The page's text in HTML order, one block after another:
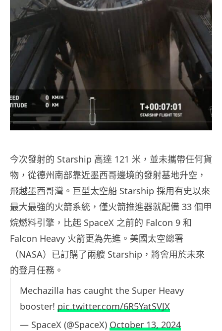
今次發射的 Starship 高達 121 米，並未攜帶任何貨
物，從德州南部靠近墨西哥邊境的發射基地升空，
飛越墨西哥灣。巨型太空船 Starship 採用有史以來
最大最強的火箭系統，僅火箭推進器就配備 33 個甲
烷燃料引擎，比起 SpaceX 之前的 Falcon 9 和
Falcon Heavy 火箭更為先進。美國太空總署
（NASA）已訂購了兩艘 Starship，將會用於未來
的登月任務。
Mechazilla has caught the Super Heavy
booster! pic.twitter.com/6R5YatSVJX
— SpaceX (@SpaceX) October 13, 2024